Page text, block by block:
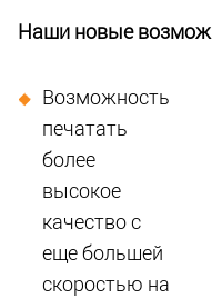
Наши новые
Возможность
печатать
более
высокое
качество с
еще большей
скоростью на